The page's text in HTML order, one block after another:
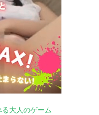
大人のゲーム